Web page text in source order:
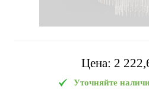
Цена: 2
Уточняйте